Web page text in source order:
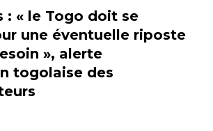
: « le Togo doit se
une éventuelle riposte
», alerte
togolaise des